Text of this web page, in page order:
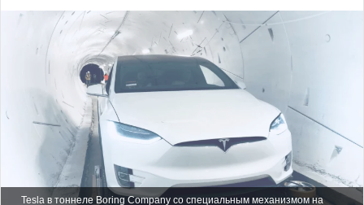
Tesla в тоннеле Boring Company со специальным механизмом на